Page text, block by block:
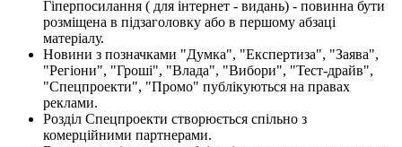
Гіперпосилання ( для інтернет - видань) - повинна бути
розміщена в підзаголовку або в першому абзаці
матеріалу.
Новини з позначками "Думка", "Експертиза", "Заява",
"Регіони", "Гроші", "Влада", "Вибори", "Тест-драйв",
"Спецпроекти", "Промо" публікуються на правах
реклами.
Розділ Спецпроекти створюється спільно з
комерційними партнерами.